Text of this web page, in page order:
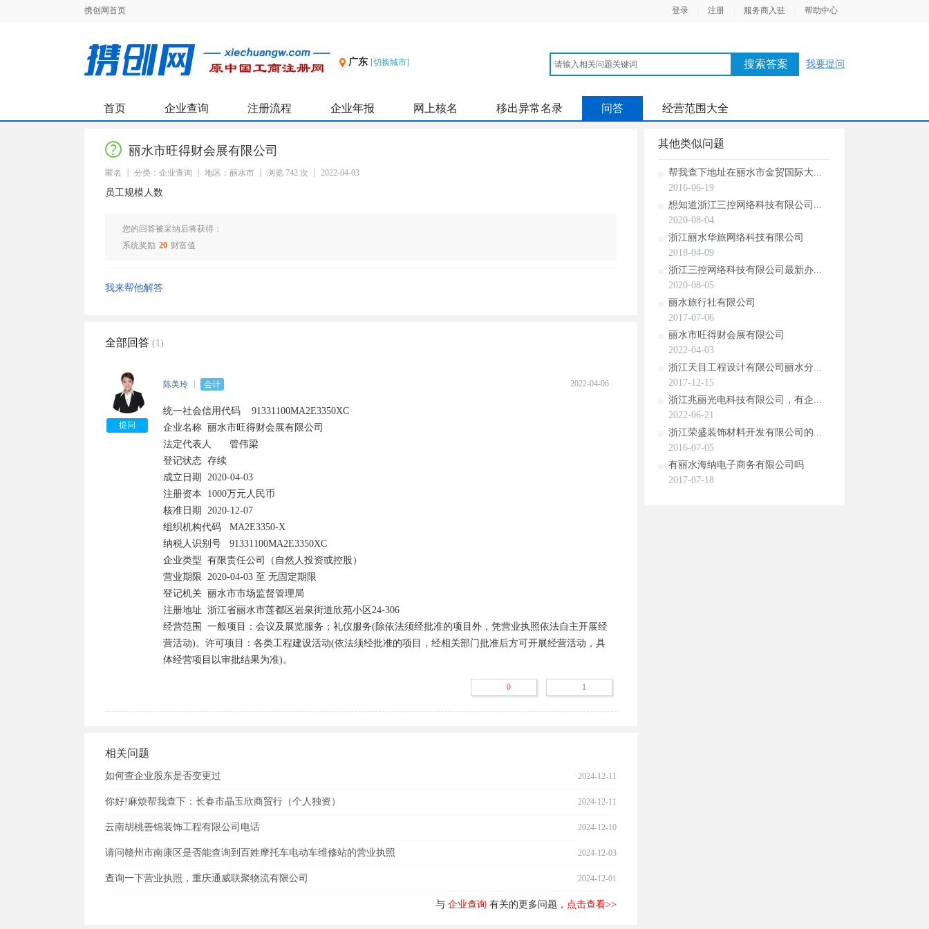
携创网首页 登录 注册 服务商入驻 帮助中心
广东 [切换城市] 搜索答案 我要提问
首页 企业查询 注册流程 企业年报 网上核名 移出异常名录 问答 经营范围大全
丽水市旺得财会展有限公司
匿名 分类：企业查询 地区：丽水市 浏览 742 次 2022-04-03
员工规模人数
您的回答被采纳后将获得：
系统奖励 20 财富值
我来帮他解答
全部回答 (1)
提问
陈美玲 会计 2022-04-06
统一社会信用代码 	91331100MA2E3350XC
企业名称 	丽水市旺得财会展有限公司
法定代表人 	管伟梁
登记状态 	存续
成立日期 	2020-04-03
注册资本 	1000万元人民币
核准日期 	2020-12-07
组织机构代码 	MA2E3350-X
纳税人识别号 	91331100MA2E3350XC
企业类型 	有限责任公司（自然人投资或控股）
营业期限 	2020-04-03 至 无固定期限
登记机关 	丽水市市场监督管理局
注册地址 	浙江省丽水市莲都区岩泉街道欣苑小区24-306
经营范围 	一般项目：会议及展览服务；礼仪服务(除依法须经批准的项目外，凭营业执照依法自主开展经
营活动)。许可项目：各类工程建设活动(依法须经批准的项目，经相关部门批准后方可开展经营活动，具
体经营项目以审批结果为准)。
0 1
相关问题
如何查企业股东是否变更过 2024-12-11
你好!麻烦帮我查下：长春市晶玉欣商贸行（个人独资） 2024-12-11
云南胡桃善锦装饰工程有限公司电话 2024-12-10
请问赣州市南康区是否能查询到百姓摩托车电动车维修站的营业执照 2024-12-03
查询一下营业执照，重庆通威联聚物流有限公司 2024-12-01
与 企业查询 有关的更多问题， 点击查看>>
其他类似问题
帮我查下地址在丽水市金贸国际大...
2016-06-19
想知道浙江三控网络科技有限公司...
2020-08-04
浙江丽水华旅网络科技有限公司
2018-04-09
浙江三控网络科技有限公司最新办...
2020-08-05
丽水旅行社有限公司
2017-07-06
丽水市旺得财会展有限公司
2022-04-03
浙江天目工程设计有限公司丽水分...
2017-12-15
浙江兆丽光电科技有限公司，有企...
2022-06-21
浙江荣盛装饰材料开发有限公司的...
2016-07-05
有丽水海纳电子商务有限公司吗
2017-07-18